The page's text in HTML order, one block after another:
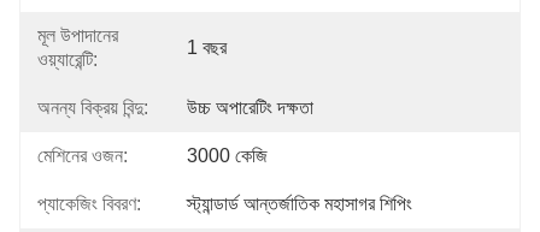
মূল উপাদানের
ওয়্যারেন্টি:
1 বছর
অনন্য বিক্রয় বিন্দু: উচ্চ অপারেটিং দক্ষতা
মেশিনের ওজন: 3000 কেজি
প্যাকেজিং বিবরণ: স্ট্যান্ডার্ড আন্তর্জাতিক মহাসাগর শিপিং